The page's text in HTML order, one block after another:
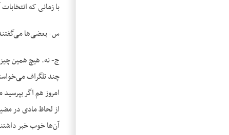
با زمانی که
س- بعضی‌ها می‌گفتند
ج- نه. هیچ همین
چند تلگراف
امروز هم اگر
از لحاظ مادی در
آن‌ها خوب خبر